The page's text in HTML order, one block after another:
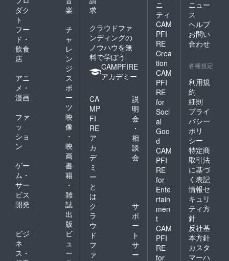
ダク
ト
楽
フー
ド・
飲食
店
チ
ャ
レ
ン
ジ
アニ
メ・
漫画
ス
ポ
ー
ツ
ファ
ッ
ショ
ン
映
像
・
映
画
ゲー
ム・
サー
ビス
開発
書
籍
・
雑
誌
出
版
ビジ
ネ
ス・
ビ
ュ
ー
求
クラウドファ
ンディングの
ノウハウを無
料で学ぼう
CAMPFIRE
アカデミー
CA
MP
FI
RE
ア
カ
デ
ミ
ー
と
は
説
明
会
・
相
談
会
ク
ラ
ウ
ド
フ
ァ
サ
ポ
ー
ト
サ
ー
ニ
ティ
CAM
PFI
RE
Crea
tion
CAM
PFI
RE
for
Soci
al
Goo
d
CAM
PFI
RE
for
Ente
rtain
men
t
CAM
PFI
RE
for
ニュー
ス
ヘルプ
お問い
合わせ
各種規定
利用規
約
細則
プライ
バシー
ポリ
シー
特定商
取引法
に基づ
く表記
情報セ
キュリ
ティ方
針
反社基
本方針
カスタ
マーハ